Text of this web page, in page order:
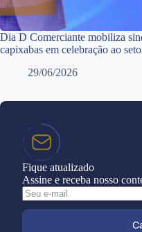
Dia D Comerciante mobiliza
capixabas em celebração ao
29/06/2026
Fique atualizado
Assine e receba nosso